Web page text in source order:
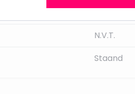
N.V.T.
Staand